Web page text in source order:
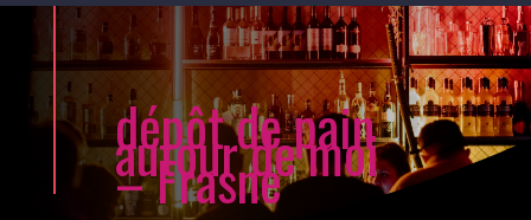
dépôt de pain
autour de moi
– Frasne